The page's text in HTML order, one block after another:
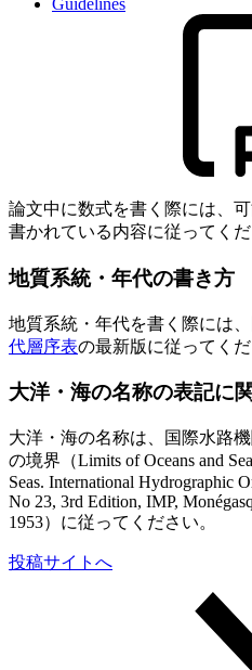
Guidelines
論文中に数式を書く際には、
書かれている内容に従ってくだ
地質系統・年代の書き方
地質系統・年代を書く際には
代層序表の最新版に従ってくだ
大洋・海の名称の表記に
大洋・海の名称は、国際水路
の境界（Limits of Oceans and
Seas. International Hydrographic
No 23, 3rd Edition, IMP,
1953）に従ってください。
投稿サイトへ